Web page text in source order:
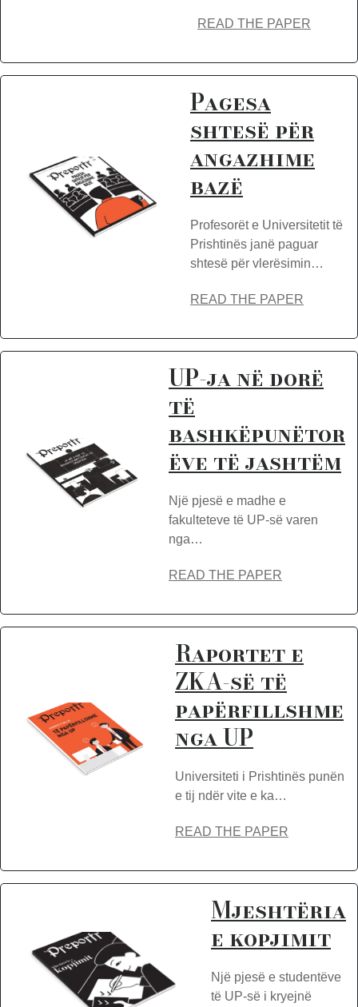
READ THE PAPER
Pagesa
shtesë për
angazhime
bazë
Profesorët e Universitetit të
Prishtinës janë paguar
shtesë për vlerësimin…
READ THE PAPER
UP-ja në dorë
të
bashkëpunëtor
ëve të jashtëm
Një pjesë e madhe e
fakulteteve të UP-së varen
nga…
READ THE PAPER
Raportet e
ZKA-së të
papërfillshme
nga UP
Universiteti i Prishtinës punën
e tij ndër vite e ka…
READ THE PAPER
Mjeshtëria
e kopjimit
Një pjesë e studentëve
të UP-së i kryejnë